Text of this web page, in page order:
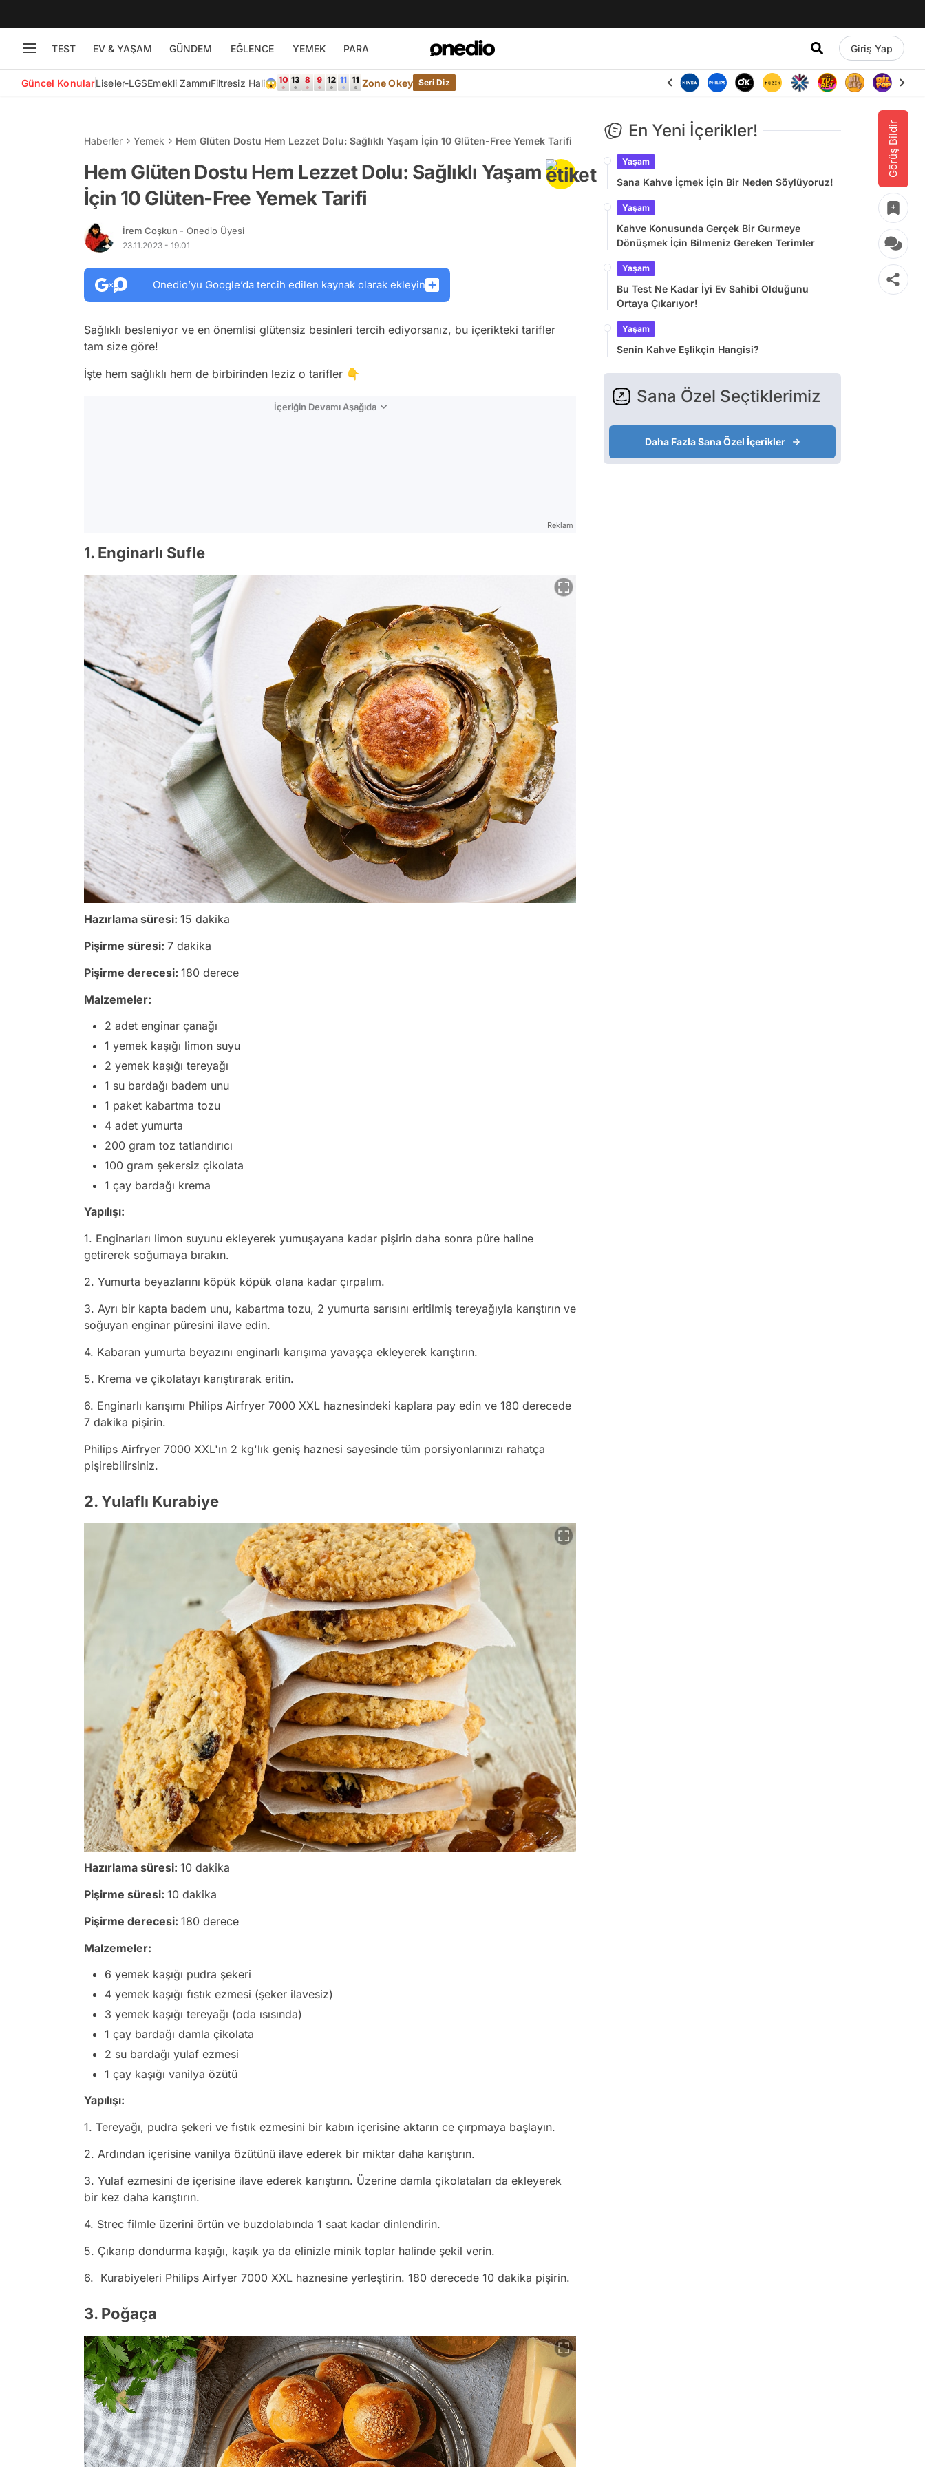
TEST EV & YAŞAM GÜNDEM EĞLENCE YEMEK PARA Giriş Yap
Güncel KonularLiseler-LGSEmekli ZammıFiltresiz Hali😱 Zone Okey Seri Diz
Görüş Bildir
Haberler Yemek Hem Glüten Dostu Hem Lezzet Dolu: Sağlıklı Yaşam İçin 10 Glüten-Free Yemek Tarifi
Hem Glüten Dostu Hem Lezzet Dolu: Sağlıklı Yaşam
İçin 10 Glüten-Free Yemek Tarifi
İrem Coşkun - Onedio Üyesi
23.11.2023 - 19:01
Onedio’yu Google’da tercih edilen kaynak olarak ekleyin
Sağlıklı besleniyor ve en önemlisi glütensiz besinleri tercih ediyorsanız, bu içerikteki tarifler
tam size göre!
İşte hem sağlıklı hem de birbirinden leziz o tarifler 👇
İçeriğin Devamı Aşağıda
Reklam
1. Enginarlı Sufle
Hazırlama süresi: 15 dakika
Pişirme süresi: 7 dakika
Pişirme derecesi: 180 derece
Malzemeler:
2 adet enginar çanağı
1 yemek kaşığı limon suyu
2 yemek kaşığı tereyağı
1 su bardağı badem unu
1 paket kabartma tozu
4 adet yumurta
200 gram toz tatlandırıcı
100 gram şekersiz çikolata
1 çay bardağı krema
Yapılışı:
1. Enginarları limon suyunu ekleyerek yumuşayana kadar pişirin daha sonra püre haline
getirerek soğumaya bırakın.
2. Yumurta beyazlarını köpük köpük olana kadar çırpalım.
3. Ayrı bir kapta badem unu, kabartma tozu, 2 yumurta sarısını eritilmiş tereyağıyla karıştırın ve
soğuyan enginar püresini ilave edin.
4. Kabaran yumurta beyazını enginarlı karışıma yavaşça ekleyerek karıştırın.
5. Krema ve çikolatayı karıştırarak eritin.
6. Enginarlı karışımı Philips Airfryer 7000 XXL haznesindeki kaplara pay edin ve 180 derecede
7 dakika pişirin.
Philips Airfryer 7000 XXL'ın 2 kg'lık geniş haznesi sayesinde tüm porsiyonlarınızı rahatça
pişirebilirsiniz.
2. Yulaflı Kurabiye
Hazırlama süresi: 10 dakika
Pişirme süresi: 10 dakika
Pişirme derecesi: 180 derece
Malzemeler:
6 yemek kaşığı pudra şekeri
4 yemek kaşığı fıstık ezmesi (şeker ilavesiz)
3 yemek kaşığı tereyağı (oda ısısında)
1 çay bardağı damla çikolata
2 su bardağı yulaf ezmesi
1 çay kaşığı vanilya özütü
Yapılışı:
1. Tereyağı, pudra şekeri ve fıstık ezmesini bir kabın içerisine aktarın ce çırpmaya başlayın.
2. Ardından içerisine vanilya özütünü ilave ederek bir miktar daha karıştırın.
3. Yulaf ezmesini de içerisine ilave ederek karıştırın. Üzerine damla çikolataları da ekleyerek
bir kez daha karıştırın.
4. Strec filmle üzerini örtün ve buzdolabında 1 saat kadar dinlendirin.
5. Çıkarıp dondurma kaşığı, kaşık ya da elinizle minik toplar halinde şekil verin.
6. Kurabiyeleri Philips Airfyer 7000 XXL haznesine yerleştirin. 180 derecede 10 dakika pişirin.
3. Poğaça
En Yeni İçerikler!
Yaşam
Sana Kahve İçmek İçin Bir Neden Söylüyoruz!
Yaşam
Kahve Konusunda Gerçek Bir Gurmeye
Dönüşmek İçin Bilmeniz Gereken Terimler
Yaşam
Bu Test Ne Kadar İyi Ev Sahibi Olduğunu
Ortaya Çıkarıyor!
Yaşam
Senin Kahve Eşlikçin Hangisi?
Sana Özel Seçtiklerimiz
Daha Fazla Sana Özel İçerikler